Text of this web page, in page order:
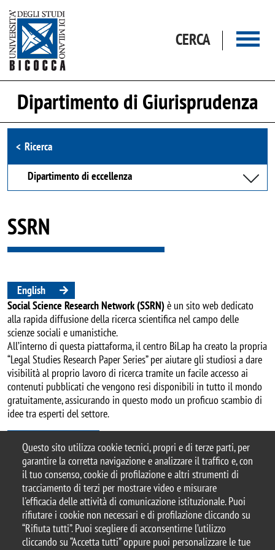
Questo sito utilizza cookie tecnici, propri e di terze parti, per
garantire la corretta navigazione e analizzare il traffico e, con
il tuo consenso, cookie di profilazione e altri strumenti di
tracciamento di terzi per mostrare video e misurare
l'efficacia delle attività di comunicazione istituzionale. Puoi
rifiutare i cookie non necessari e di profilazione cliccando su
“Rifiuta tutti”. Puoi scegliere di acconsentirne l’utilizzo
cliccando su “Accetta tutti” oppure puoi personalizzare le tue
CERCA
Dipartimento di Giurisprudenza
Browse the section
Ricerca
Dipartimento di eccellenza
SSRN
English
Social Science Research Network (SSRN)è un sito web dedicato
alla rapida diffusione della ricerca scientifica nel campo delle
scienze sociali e umanistiche.
All’interno di questa piattaforma, il centro BiLap ha creato la propria
“Legal Studies Research Paper Series” per aiutare gli studiosi a dare
visibilità al proprio lavoro di ricerca tramite un facile accesso ai
contenuti pubblicati che vengono resi disponibili in tutto il mondo
gratuitamente, assicurando in questo modo un proficuo scambio di
idee tra esperti del settore.
© 2025 Università degli Studi di Milano-Bicocca
Piazza dell'Ateneo Nuovo, 1 - 20126, Milano
Casella PEC:ateneo.bicocca@pec.unimib.it
P.I. 12621570154 |